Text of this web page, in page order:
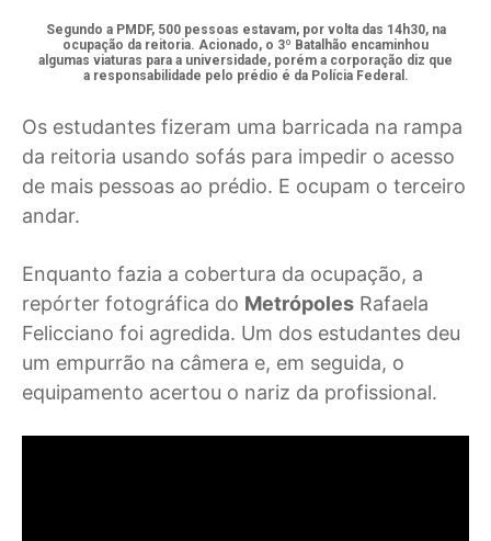
Segundo a PMDF, 500 pessoas estavam, por volta das 14h30, na
ocupação da reitoria. Acionado, o 3º Batalhão encaminhou
algumas viaturas para a universidade, porém a corporação diz que
a responsabilidade pelo prédio é da Polícia Federal.
Os estudantes fizeram uma barricada na rampa
da reitoria usando sofás para impedir o acesso
de mais pessoas ao prédio. E ocupam o terceiro
andar.
Enquanto fazia a cobertura da ocupação, a
repórter fotográfica do Metrópoles Rafaela
Felicciano foi agredida. Um dos estudantes deu
um empurrão na câmera e, em seguida, o
equipamento acertou o nariz da profissional.